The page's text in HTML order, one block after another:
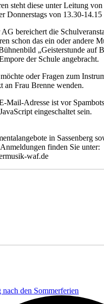
steht diese unter Leitung
Donnerstags von 13.30-14.15
bereichert die
schon das ein oder andere
„Geisterstunde auf
der Schule angebracht.
oder Fragen zum
an Frau Brenne wenden.
Mail-Adresse ist vor
eingeschaltet sein.
in Sassenberg
finden Sie unter:
waf.de
nach den Sommerferien